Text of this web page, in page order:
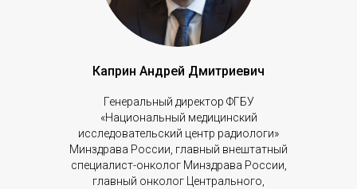
Каприн Андрей Дмитриевич
Генеральный директор ФГБУ
«Национальный медицинский
исследовательский центр радиологи»
Минздрава России, главный внештатный
специалист-онколог Минздрава России,
главный онколог Центрального,